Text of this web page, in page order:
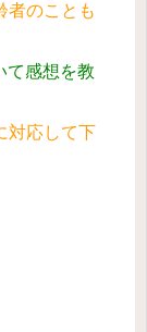
者のことも
て感想を教
対応して下